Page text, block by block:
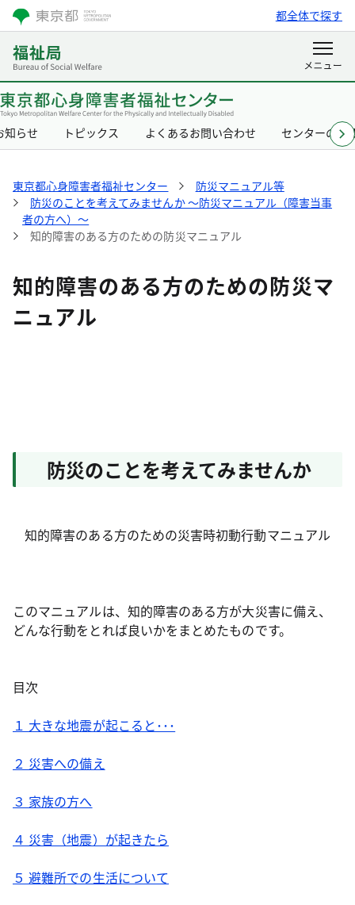
都全体で探す
知らせ トピックス よくあるお問い合わせ センターの概
東京都心身障害者福祉センター
防災マニュアル等
防災のことを考えてみませんか ～防災マニュアル（障害当事
者の方へ）～
知的障害のある方のための防災マニュアル
知的障害のある方のための防災マ
ニュアル
防災のことを考えてみませんか
知的障害のある方のための災害時初動行動マニュアル
このマニュアルは、知的障害のある方が大災害に備え、
どんな行動をとれば良いかをまとめたものです。
目次
１ 大きな地震が起こると･･･
２ 災害への備え
３ 家族の方へ
４ 災害（地震）が起きたら
５ 避難所での生活について